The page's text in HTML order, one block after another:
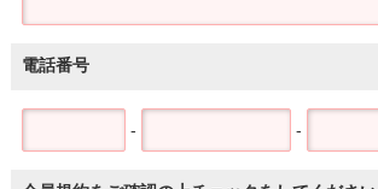
電話番号
- -